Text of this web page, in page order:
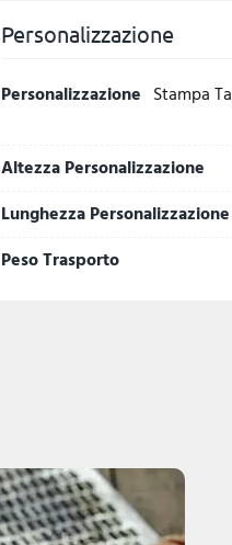
Personalizzazione
Personalizzazione Stampa
Altezza Personalizzazione
Lunghezza Personalizzazione
Peso Trasporto